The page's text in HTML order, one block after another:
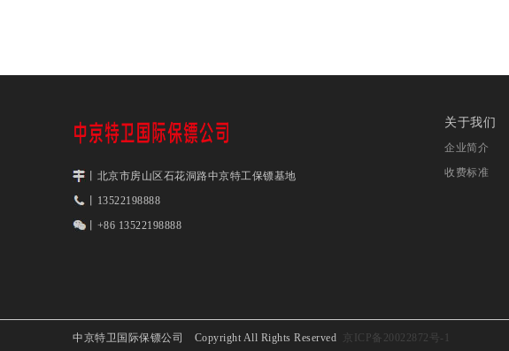
丨北京市房山区石花洞路中京特工保镖基地
丨13522198888
丨+86 13522198888
关于我们
企业简介
收费标准
中京特卫国际保镖公司 Copyright All Rights Reserved 京ICP备20022872号-1